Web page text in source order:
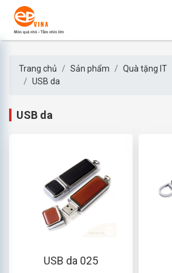
Trang chủ Sản phẩm Quà tặng IT
USB da
USB da
USB da 025